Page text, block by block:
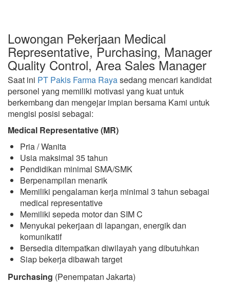
Lowongan Pekerjaan Medical
Representative, Purchasing, Manager
Quality Control, Area Sales Manager
Saat ini PT Pakis Farma Rayasedang mencari kandidat
personel yang memiliki motivasi yang kuat untuk
berkembang dan mengejar impian bersama Kami untuk
mengisi posisi sebagai:
Medical Representative (MR)
Pria / Wanita
Usia maksimal 35 tahun
Pendidikan minimal SMA/SMK
Berpenampilan menarik
Memiliki pengalaman kerja minimal 3 tahun sebagai
medical representative
Memiliki sepeda motor dan SIM C
Menyukai pekerjaan di lapangan, energik dan
komunikatif
Bersedia ditempatkan diwilayah yang dibutuhkan
Siap bekerja dibawah target
Purchasing (Penempatan Jakarta)